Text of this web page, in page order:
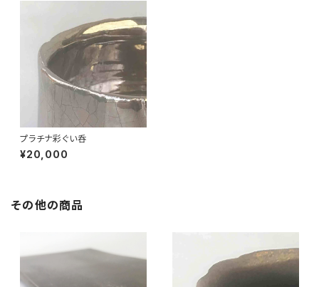
プラチナ彩ぐい呑
¥20,000
その他の商品